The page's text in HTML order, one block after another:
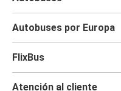
Autobuses por Europa
FlixBus
Atención al cliente